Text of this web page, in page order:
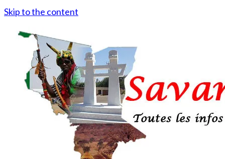
Skip to the content